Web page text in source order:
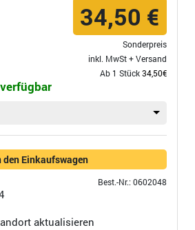
34,50 €
Sonderpreis
inkl. MwSt +Versand
Ab 1 Stück34,50€
den Einkaufswagen
Best.-Nr.: 0602048
aktualisieren